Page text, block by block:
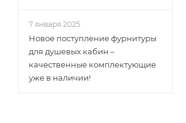
7 января 2025
Новое поступление фурнитуры
для душевых кабин –
качественные комплектующие
уже в наличии!